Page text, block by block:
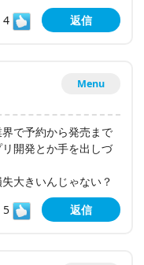
4
返信
Menu
で予約から発売まで
開発とか手を出しづ
大きいんじゃない？
5
返信